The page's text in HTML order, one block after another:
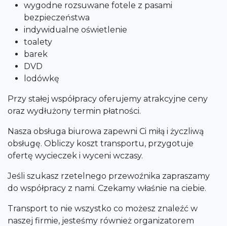
wygodne rozsuwane fotele z pasami
bezpieczeństwa
indywidualne oświetlenie
toalety
barek
DVD
lodówkę
Przy stałej współpracy oferujemy atrakcyjne ceny
oraz wydłużony termin płatności.
Nasza obsługa biurowa zapewni Ci miłą i życzliwą
obsługę. Obliczy koszt transportu, przygotuje
ofertę wycieczek i wyceni wczasy.
Jeśli szukasz rzetelnego przewoźnika zapraszamy
do współpracy z nami. Czekamy właśnie na ciebie.
Transport to nie wszystko co możesz znaleźć w
naszej firmie, jesteśmy również organizatorem